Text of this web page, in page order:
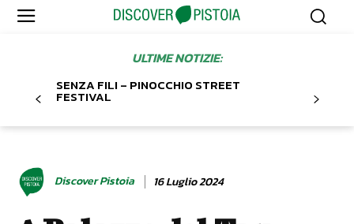
ULTIME NOTIZIE:
SENZA FILI – PINOCCHIO STREET
FESTIVAL
Discover Pistoia 16 Luglio 2024